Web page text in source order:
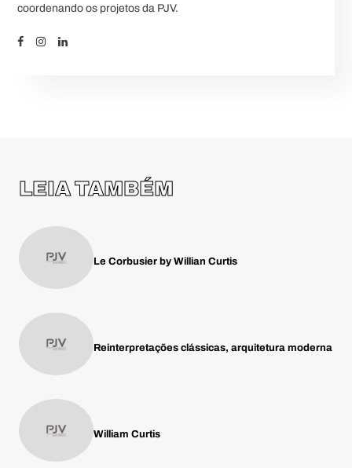
coordenando os projetos da PJV.
LEIA TAMBÉM
Le Corbusier by Willian Curtis
Reinterpretações clássicas, arquitetura moderna
William Curtis